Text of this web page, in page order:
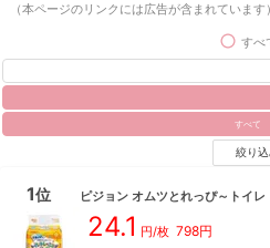
（本ページのリンクには広告が含まれています）
すべ
すべて
絞り
1位 ピジョン オムツとれっぴ～トイ
24.1 円/枚 798円